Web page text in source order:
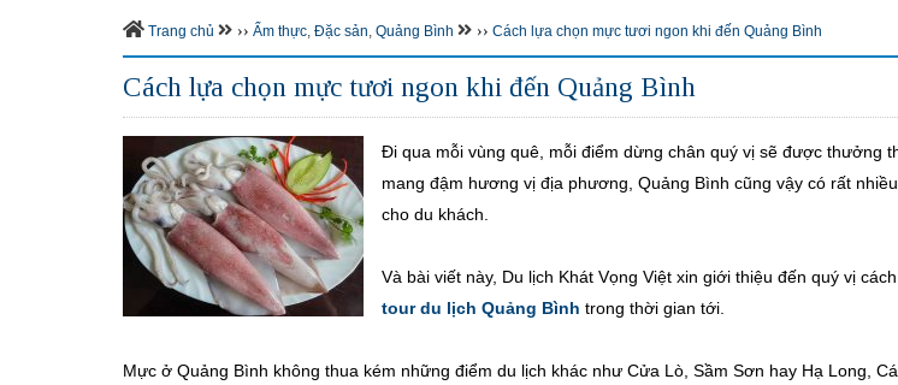
Trang chủ ›› Ẩm thực, Đặc sản, Quảng Bình ›› Cách lựa chọn mực tươi ngon khi đến Quảng Bình
Cách lựa chọn mực tươi ngon khi đến Quảng Bình
Đi qua mỗi vùng quê, mỗi điểm dừng chân quý vị sẽ được thưởng
mang đậm hương vị địa phương, Quảng Bình cũng vậy có rất
cho du khách.
Và bài viết này, Du lịch Khát Vọng Việt xin giới thiệu đến quý vị
tour du lịch Quảng Bình trong thời gian tới.
Mực ở Quảng Bình không thua kém những điểm du lịch khác như Cửa Lò, Sầm Sơn hay Hạ Long,